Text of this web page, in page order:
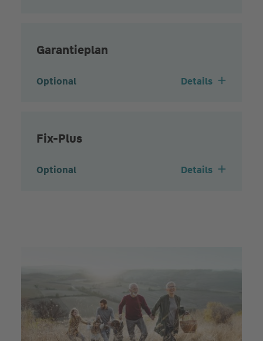
Garantieplan
Optional Details
Fix-Plus
Optional Details